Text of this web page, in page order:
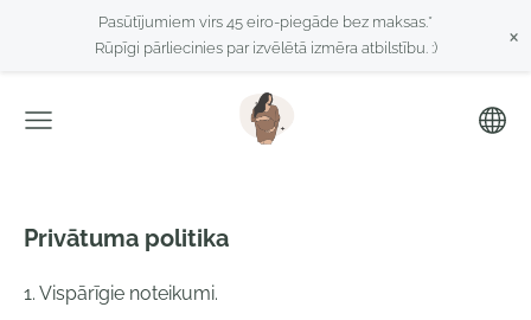
Pasūtījumiem virs 45 eiro-piegāde bez maksas.*
Rūpīgi pārliecinies par izvēlētā izmēra atbilstību. :)
×
Privātuma politika
1. Vispārīgie noteikumi.